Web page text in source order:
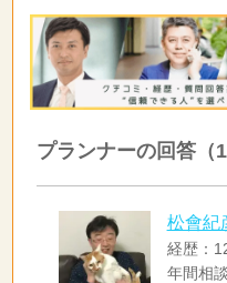
プランナーの回答（
松會紀
経歴：
年間相